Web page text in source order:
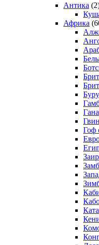
Антика
Африка
Гана
Гоф
Заир